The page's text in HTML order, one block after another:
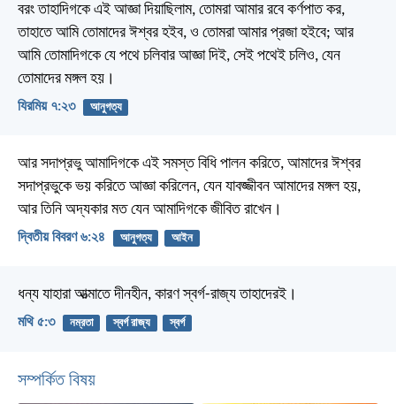
বরং তাহাদিগকে এই আজ্ঞা দিয়াছিলাম, তোমরা আমার রবে কর্ণপাত কর,
তাহাতে আমি তোমাদের ঈশ্বর হইব, ও তোমরা আমার প্রজা হইবে; আর
আমি তোমাদিগকে যে পথে চলিবার আজ্ঞা দিই, সেই পথেই চলিও, যেন
তোমাদের মঙ্গল হয়।
যিরমিয় ৭:২৩ আনুগত্য
আর সদাপ্রভু আমাদিগকে এই সমস্ত বিধি পালন করিতে, আমাদের ঈশ্বর
সদাপ্রভুকে ভয় করিতে আজ্ঞা করিলেন, যেন যাবজ্জীবন আমাদের মঙ্গল হয়,
আর তিনি অদ্যকার মত যেন আমাদিগকে জীবিত রাখেন।
দ্বিতীয় বিবরণ ৬:২৪ আনুগত্য আইন
ধন্য যাহারা আত্মাতে দীনহীন, কারণ স্বর্গ-রাজ্য তাহাদেরই।
মথি ৫:৩ নম্রতা স্বর্গ রাজ্য স্বর্গ
সম্পর্কিত বিষয়